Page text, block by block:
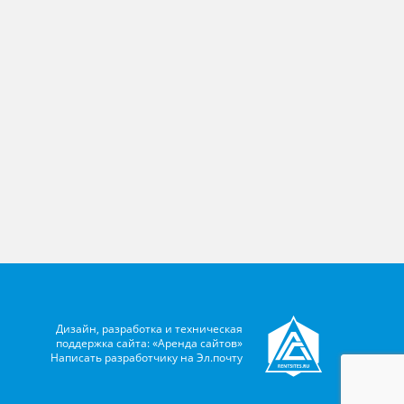
Дизайн, разработка и техническая
поддержка сайта: «Аренда сайтов»
Написать разработчику наЭл.почту